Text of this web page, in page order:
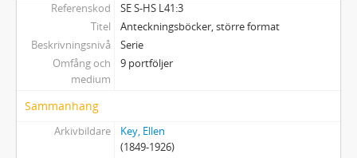
24 - Dikter m. m. av Gesine / Gesina Frerichs (Naef)
25 - Strödda papper
26 - Eftermälen m. m. om Ellen Key
27 - Svenskt vett och ovett om Ellen Key m. m.
33-45 - Övriga pressklipp
46 - Dicksonska folkbibliotekets festskrift (Ellen Key-bibliografi)
47 - Varia biographica rörande Ellen Key
Referenskod
SE S-HS L41:3
Titel
Anteckningsböcker, större format
Beskrivningsnivå
Serie
Omfång och
medium
9 portföljer
Sammanhang
Arkivbildare
Key, Ellen
(1849-1926)